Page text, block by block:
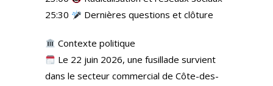
25:30
Dernières questions et clôture
Contexte politique
Le 22 juin 2026, une fusillade survient
dans le secteur commercial de Côte-des-